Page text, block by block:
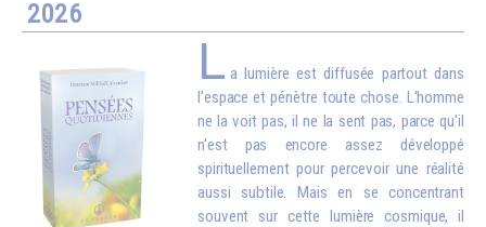
2026
L a lumière est diffusée partout dans
l'espace et pénètre toute chose. L'homme
ne la voit pas, il ne la sent pas, parce qu'il
n'est pas encore assez développé
spirituellement pour percevoir une réalité
aussi subtile. Mais en se concentrant
souvent sur cette lumière cosmique, il